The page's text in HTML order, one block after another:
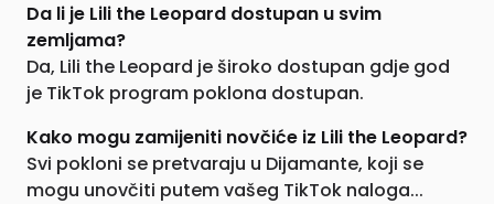
Da li je Lili the Leopard dostupan u svim
zemljama?
Da, Lili the Leopard je široko dostupan gdje god
je TikTok program poklona dostupan.
Kako mogu zamijeniti novčiće iz Lili the Leopard?
Svi pokloni se pretvaraju u Dijamante, koji se
mogu unovčiti putem vašeg TikTok naloga...